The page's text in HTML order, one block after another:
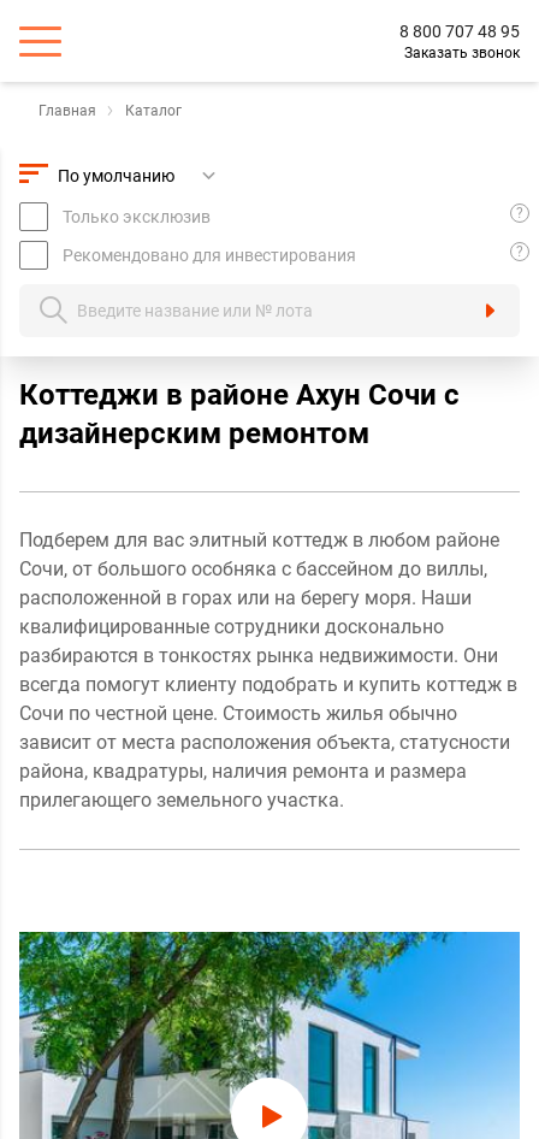
8 800 707 48 95
Заказать звонок
Главная Каталог
Только эксклюзив ?
Рекомендовано для инвестирования ?
Коттеджи в районе Ахун Сочи с
дизайнерским ремонтом
Подберем для вас элитный коттедж в любом районе
Сочи, от большого особняка с бассейном до виллы,
расположенной в горах или на берегу моря. Наши
квалифицированные сотрудники досконально
разбираются в тонкостях рынка недвижимости. Они
всегда помогут клиенту подобрать и купить коттедж в
Сочи по честной цене. Стоимость жилья обычно
зависит от места расположения объекта, статусности
района, квадратуры, наличия ремонта и размера
прилегающего земельного участка.